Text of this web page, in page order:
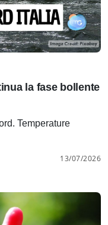
la fase bollente
Temperature
13/07/2026